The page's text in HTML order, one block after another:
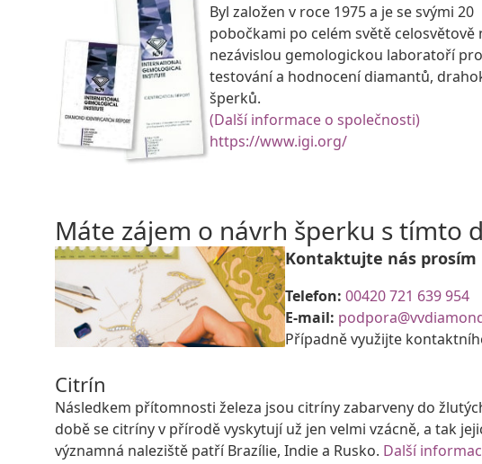
Byl založen v roce 1975 a je se svými 20
pobočkami po celém světě celosvětově
nezávislou gemologickou laboratoří pro
testování a hodnocení diamantů,
šperků.
(Další informace o společnosti)
https://www.igi.org/
Máte zájem o návrh šperku s tímto
Kontaktujte nás prosím
Telefon: 00420 721 639 954
E-mail:
Případně využijte
Citrín
Následkem přítomnosti železa jsou citríny zabarveny do
době se citríny v přírodě vyskytují už jen velmi vzácně, a tak
významná naleziště patří Brazílie, Indie a Rusko. Další